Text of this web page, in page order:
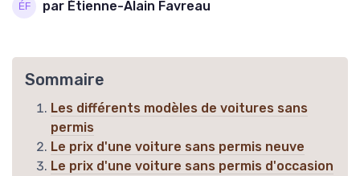
par Étienne-Alain Favreau
Sommaire
Les différents modèles de voitures sans
permis
Le prix d'une voiture sans permis neuve
Le prix d'une voiture sans permis d'occasion